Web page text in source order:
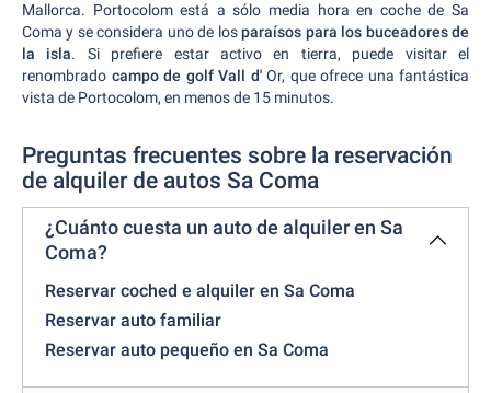
Mallorca. Portocolom está a sólo media hora en coche de Sa
Coma y se considera uno de losparaísos para los buceadores de
la isla. Si prefiere estar activo en tierra, puede visitar el
renombrado campo de golf Vall d' Or, que ofrece una fantástica
vista de Portocolom, en menos de 15 minutos.
Preguntas frecuentes sobre la reservación
de alquiler de autos Sa Coma
¿Cuánto cuesta un auto de alquiler en Sa
Coma?
Reservar coched e alquiler en Sa Coma
Reservar auto familiar
Reservar auto pequeño en Sa Coma